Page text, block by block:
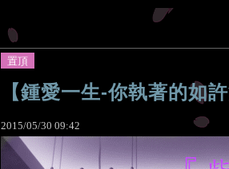
置頂
【鍾愛一生-你執著的如許
2015/05/30 09:42